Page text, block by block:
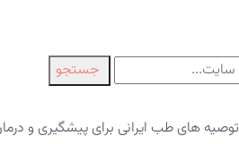
جستجو
توصیه های طب ایرانی برای پیشگیری و